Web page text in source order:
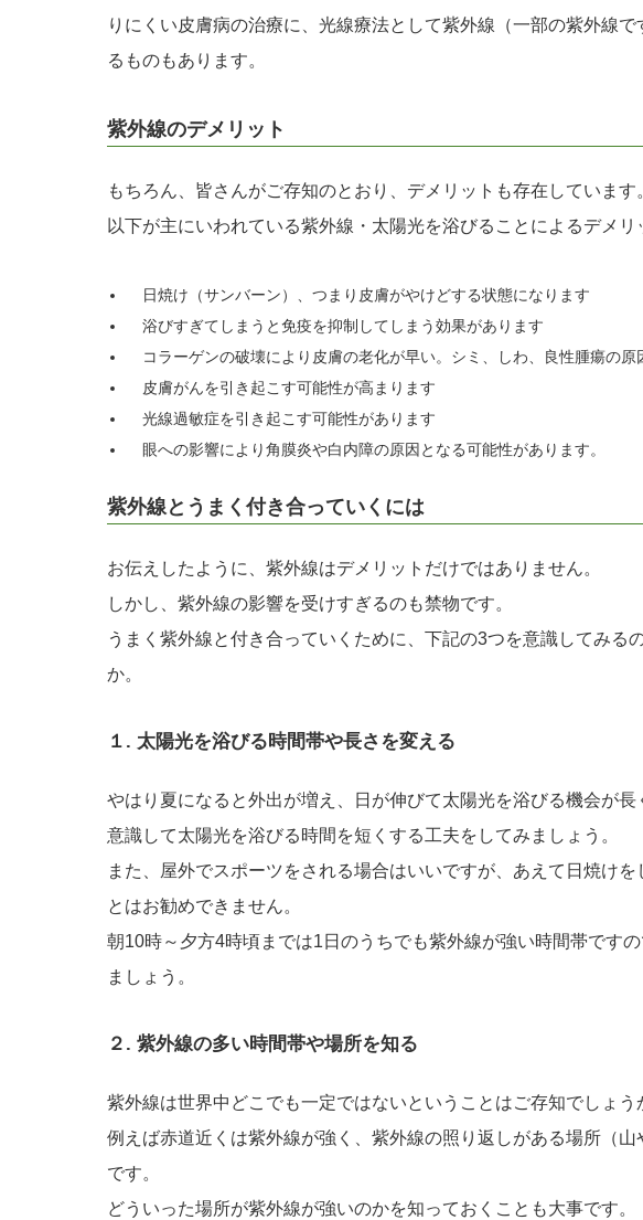
りにくい皮膚病の治療に、光線療法として紫外線（一部の紫外線で
るものもあります。
紫外線のデメリット
もちろん、皆さんがご存知のとおり、デメリットも存在しています
以下が主にいわれている紫外線・太陽光を浴びることによるデメリ
日焼け（サンバーン）、つまり皮膚がやけどする状態になります
浴びすぎてしまうと免疫を抑制してしまう効果があります
コラーゲンの破壊により皮膚の老化が早い。シミ、しわ、良性腫瘍の原
皮膚がんを引き起こす可能性が高まります
光線過敏症を引き起こす可能性があります
眼への影響により角膜炎や白内障の原因となる可能性があります。
紫外線とうまく付き合っていくには
お伝えしたように、紫外線はデメリットだけではありません。
しかし、紫外線の影響を受けすぎるのも禁物です。
うまく紫外線と付き合っていくために、下記の3つを意識してみる
か。
１. 太陽光を浴びる時間帯や長さを変える
やはり夏になると外出が増え、日が伸びて太陽光を浴びる機会が長
意識して太陽光を浴びる時間を短くする工夫をしてみましょう。
また、屋外でスポーツをされる場合はいいですが、あえて日焼けを
とはお勧めできません。
朝10時～夕方4時頃までは1日のうちでも紫外線が強い時間帯です
ましょう。
２. 紫外線の多い時間帯や場所を知る
紫外線は世界中どこでも一定ではないということはご存知でしょう
例えば赤道近くは紫外線が強く、紫外線の照り返しがある場所（山
です。
どういった場所が紫外線が強いのかを知っておくことも大事です。